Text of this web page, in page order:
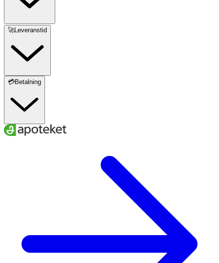
🚀Leveranstid
💳Betalning